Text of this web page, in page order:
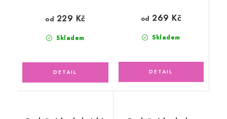
Skladem
od 229 Kč
Skladem
od 269 Kč